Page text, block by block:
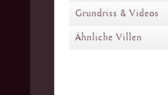
Grundriss & Videos
Ähnliche Villen